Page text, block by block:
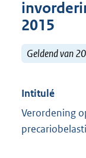
2015
Geldend van
Intitulé
Verordening